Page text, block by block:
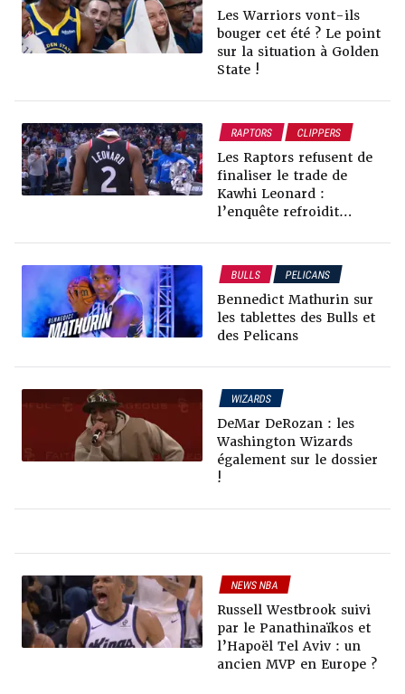
RUMEURS & TRADES
Les Warriors vont-ils
bouger cet été ? Le point
sur la situation à Golden
State !
RAPTORS
CLIPPERS
NEWS NBA
RUMEURS & TRADES
Les Raptors refusent de
finaliser le trade de
Kawhi Leonard :
l’enquête refroidit
BULLS
PELICANS
RUMEURS & TRADES
NEWS NBA
Bennedict Mathurin sur
les tablettes des Bulls et
des Pelicans
WIZARDS
RUMEURS & TRADES
NEWS NBA
DeMar DeRozan : les
Washington Wizards
également sur le dossier
!
NEWS NBA
RUMEURS & TRADES
Russell Westbrook suivi
par le Panathinaïkos et
l’Hapoël Tel Aviv : un
ancien MVP en Europe ?